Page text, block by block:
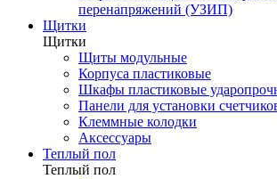
перенапряжений (УЗИП)
Щитки
Щитки
Щиты модульные
Корпуса пластиковые
Шкафы пластиковые
Панели для установки
Клеммные колодки
Аксессуары
Теплый пол
Теплый пол